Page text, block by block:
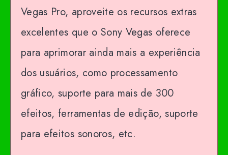
Vegas Pro, aproveite os recursos extras
excelentes que o Sony Vegas oferece
para aprimorar ainda mais a experiência
dos usuários, como processamento
gráfico, suporte para mais de 300
efeitos, ferramentas de edição, suporte
para efeitos sonoros, etc.